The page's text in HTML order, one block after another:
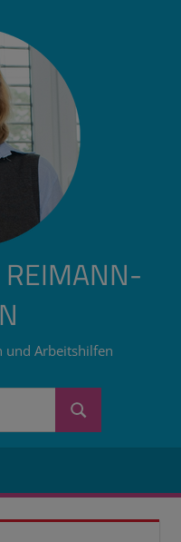
REIMANN-
und Arbeitshilfen
Suchen